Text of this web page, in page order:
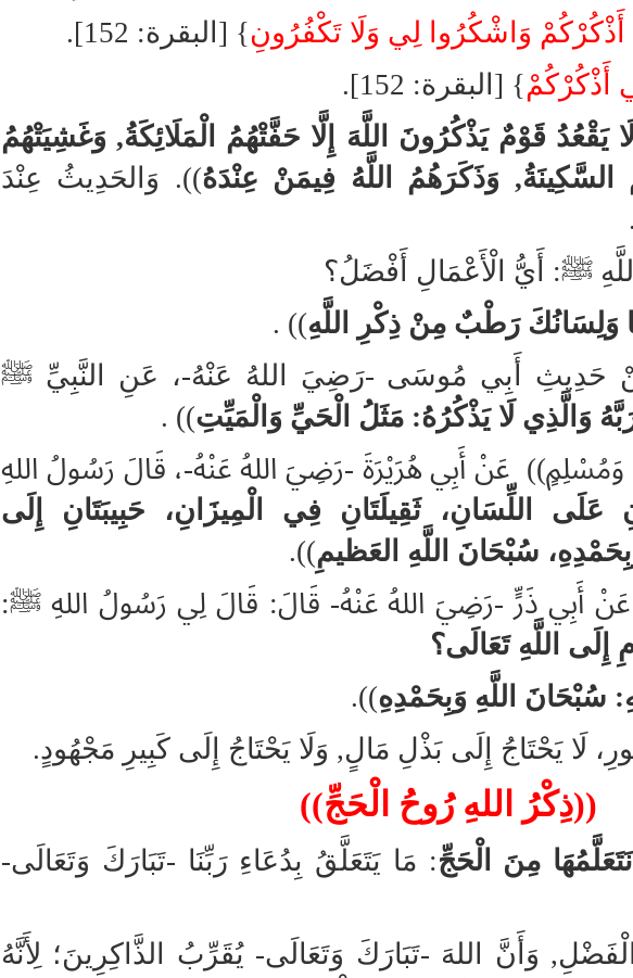
أَذْكُرْكُمْ وَاشْكُرُوا لِي وَلَا تَكْفُرُونِ} [البقرة: 152].
أَذْكُرْكُمْ} [البقرة: 152].
يَقْعُدُ قَوْمٌ يَذْكُرُونَ اللَّهَ إِلَّا حَفَّتْهُمُ الْمَلَائِكَةُ, وَغَشِيَتْهُمُ
السَّكِينَةُ, وَذَكَرَهُمُ اللَّهُ فِيمَنْ عِنْدَهُ)). وَالحَدِيثُ عِنْدَ
.
ﷺ: أَيُّ الْأَعْمَالِ أَفْضَلُ؟
وَلِسَانُكَ رَطْبٌ مِنْ ذِكْرِ اللَّهِ))
.
حَدِيثِ أَبِي مُوسَى -رَضِيَ اللهُ عَنْهُ-، عَنِ النَّبِيِّ ﷺ
وَالَّذِي لَا يَذْكُرُهُ: مَثَلُ الْحَيِّ وَالْمَيِّتِ))
.
وَمُسْلِمٍ)) عَنْ أَبِي هُرَيْرَةَ -رَضِيَ اللهُ عَنْهُ-، قَالَ رَسُولُ اللهِ
عَلَى اللِّسَانِ، ثَقِيلَتَانِ فِي الْمِيزَانِ، حَبِيبَتَانِ إِلَى
سُبْحَانَ اللَّهِ العَظيمِ)).
عَنْ أَبِي ذَرٍّ -رَضِيَ اللهُ عَنْهُ- قَالَ: قَالَ لِي رَسُولُ اللهِ ﷺ:
إِلَى اللَّهِ تَعَالَى؟
سُبْحَانَ اللَّهِ وَبِحَمْدِهِ)).
لَا يَحْتَاجُ إِلَى بَذْلِ مَالٍ, وَلَا يَحْتَاجُ إِلَى كَبِيرِ مَجْهُودٍ.
((ذِكْرُ اللهِ رُوحُ الْحَجِّ))
مِنَ الْحَجِّ: مَا يَتَعَلَّقُ بِدُعَاءِ رَبِّنَا -تَبَارَكَ وَتَعَالَى-
وَأَنَّ اللهَ -تَبَارَكَ وَتَعَالَى- يُقَرِّبُ الذَّاكِرِينَ؛ لِأَنَّهُ